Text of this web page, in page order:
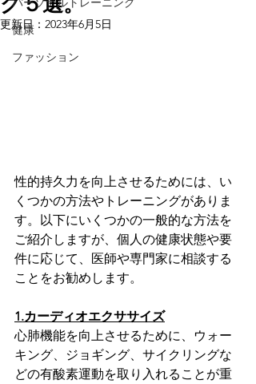
健康
ファッション
更新日： 2023年6月5日
性的持久力を向上させるためには、い
くつかの方法やトレーニングがありま
す。以下にいくつかの一般的な方法を
ご紹介しますが、個人の健康状態や要
件に応じて、医師や専門家に相談する
ことをお勧めします。
1.カーディオエクササイズ
心肺機能を向上させるために、ウォー
キング、ジョギング、サイクリングな
どの有酸素運動を取り入れることが重